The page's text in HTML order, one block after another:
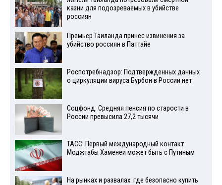
казни для подозреваемых в убийстве
россиян
Премьер Таиланда принес извинения за
убийство россиян в Паттайе
Роспотребнадзор: Подтвержденных данных
о циркуляции вируса Бурбон в России нет
Соцфонд: Средняя пенсия по старости в
России превысила 27,2 тысячи
ТАСС: Первый международный контакт
Моджтабы Хаменеи может быть с Путиным
На рынках и развалах: где безопасно купить